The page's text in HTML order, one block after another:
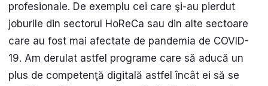
profesionale. De exemplu cei care şi-au pierdut
joburile din sectorul HoReCa sau din alte sectoare
care au fost mai afectate de pandemia de COVID-
19. Am derulat astfel programe care să aducă un
plus de competenţă digitală astfel încât ei să se